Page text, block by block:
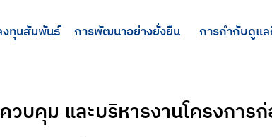
ทุนสัมพันธ์ การพัฒนาอย่างยั่งยืน การกำกับดูแ
บคุม และบริหารงานโครงการ